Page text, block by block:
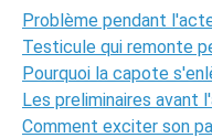
Problème pendant
Testicule qui remonte
Pourquoi la capote
Les preliminaires avant
Comment exciter son